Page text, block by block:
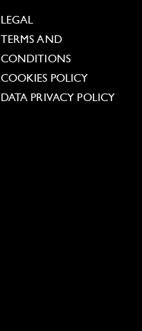
LEGAL
TERMS AND
CONDITIONS
COOKIES POLICY
DATA PRIVACY POLICY